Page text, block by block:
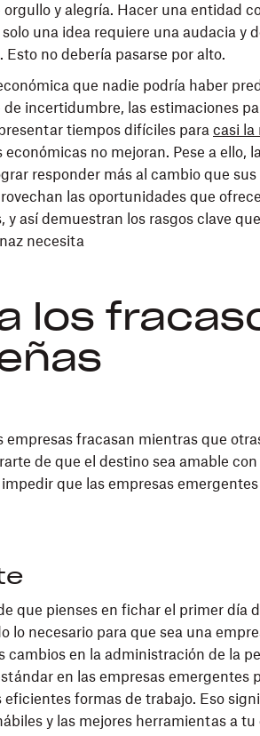
y alegría. Hacer una entidad
una idea requiere una audacia y
no debería pasarse por alto.
que nadie podría haber
incertidumbre, las estimaciones
tiempos difíciles para casi la
no mejoran. Pese a ello,
responder más al cambio que
las oportunidades que
así demuestran los rasgos clave
necesita
los
fracasan mientras que
de que el destino sea amable
que las empresas
que pienses en fichar el primer día
lo necesario para que sea una
cambios en la administración de la
en las empresas emergentes
formas de trabajo. Eso
y las mejores herramientas a tu